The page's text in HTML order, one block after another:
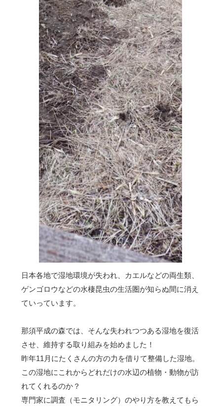
日本各地で湿地環境が失われ、カエルなどの両生類、
ゲンゴロウなどの水棲昆虫の生活圏が知らぬ間に消え
ていっています。
那須平成の森では、そんな失われつつある湿地を復活
させ、維持する取り組みを始めました！
昨年11月にたくさんの方の力を借りて整備した湿地。
この湿地にこれからどれだけの水辺の植物・動物が訪
れてくれるのか？
専門家に調査（モニタリング）のやり方を教えてもら